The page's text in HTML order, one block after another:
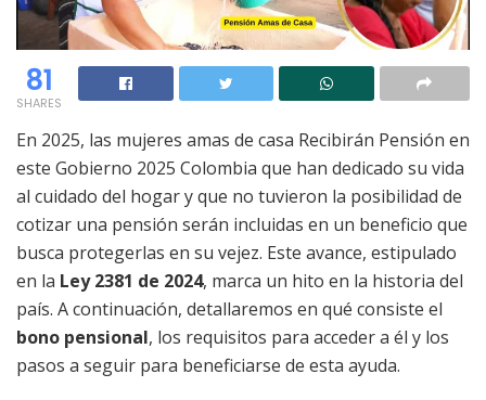
81
SHARES
En 2025, las mujeres amas de casa Recibirán Pensión en
este Gobierno 2025 Colombia que han dedicado su vida
al cuidado del hogar y que no tuvieron la posibilidad de
cotizar una pensión serán incluidas en un beneficio que
busca protegerlas en su vejez. Este avance, estipulado
en la Ley 2381 de 2024, marca un hito en la historia del
país. A continuación, detallaremos en qué consiste el
bono pensional, los requisitos para acceder a él y los
pasos a seguir para beneficiarse de esta ayuda.